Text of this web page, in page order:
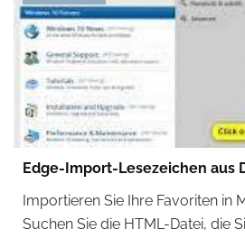
Edge-Import-Lesezeichen aus
Importieren Sie Ihre Favoriten in
Suchen Sie die HTML-Datei, die